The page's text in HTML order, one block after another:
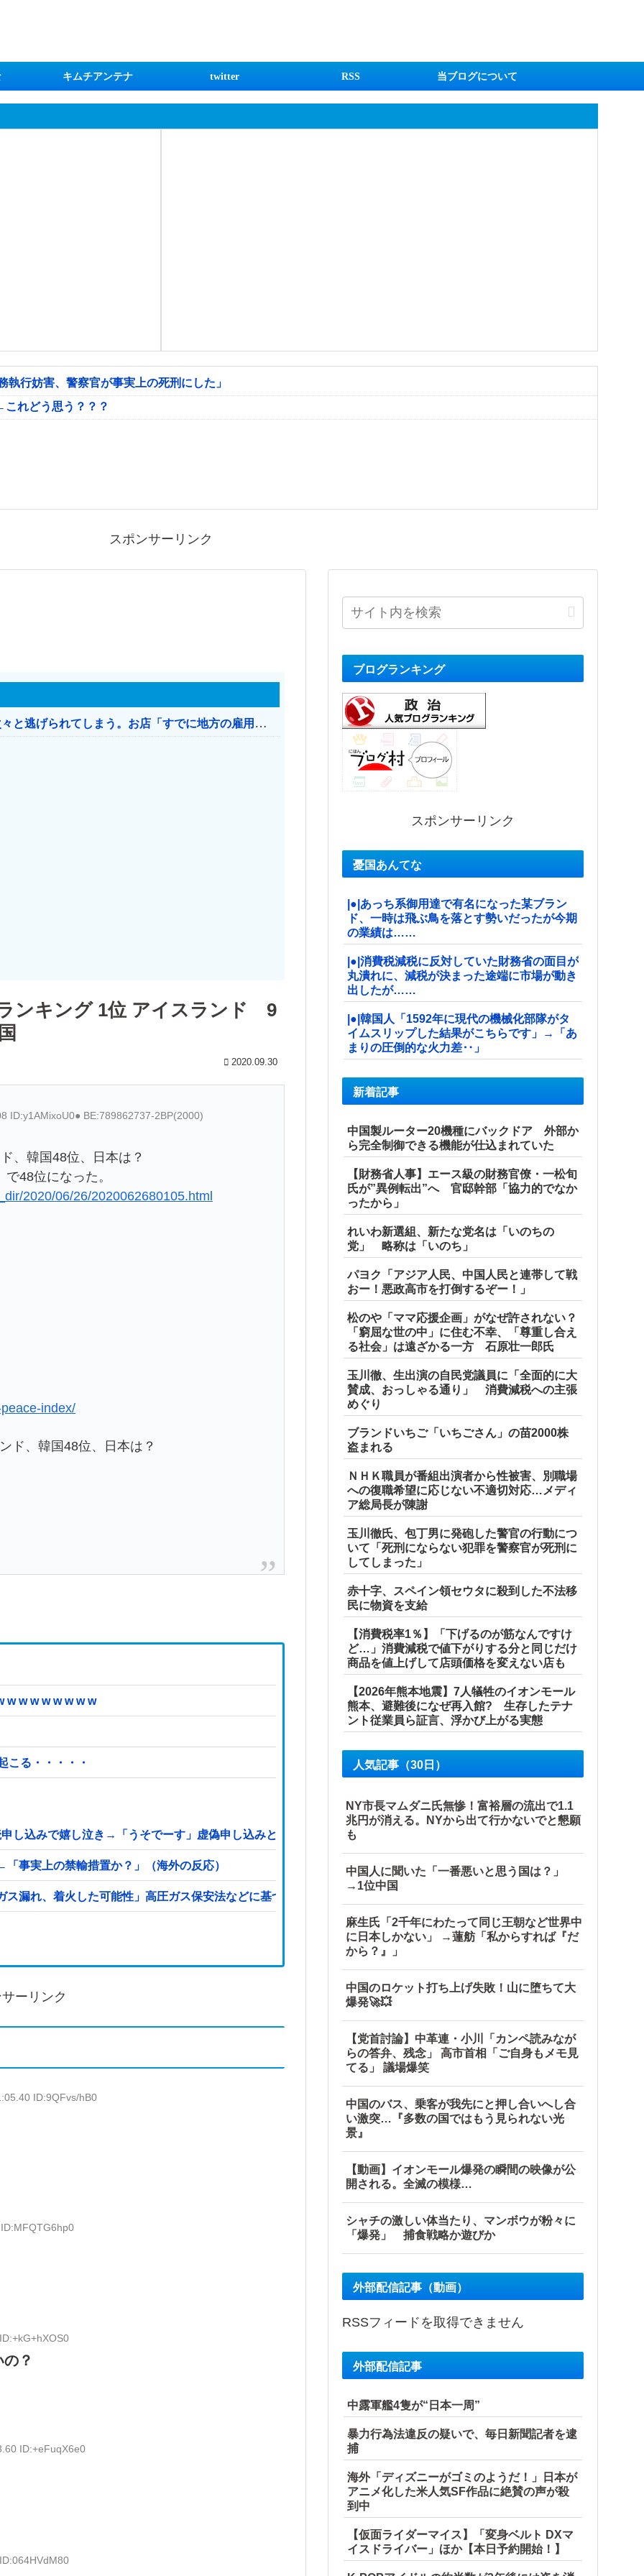
キムチアンテナ twitter RSS 当ブログについて
行妨害、警察官が事実上の死刑にした」
れどう思う？？？
スポンサーリンク
日本のお店、時給1500円でもミャンマー人に次々と逃げられてしまう。お店「すでに地方の雇用は崩壊」
ンキング 1位 アイスランド 9
2020.09.30
ID:y1AMixoU0● BE:789862737-2BP(2000)
、韓国48位、日本は？
48位になった。
2020/06/26/2020062680105.html
index/
w w w w w w w w
こる・・・・・
し込みで嬉し泣き→「うそでーす」虚偽申し込みと判明→ 共産党が刑事告訴「厳重な処罰を求める」
事実上の禁輸措置か？」（海外の反応）
漏れ、着火した可能性」高圧ガス保安法などに基づき、経産省に報告他
ーリンク
ID:9QFvs/hB0
？
ID:+eFuqX6e0
ブログランキング
スポンサーリンク
憂国あんてな
|●|あっち系御用達で有名になった某ブラン
ド、一時は飛ぶ鳥を落とす勢いだったが今期
の業績は……
|●|消費税減税に反対していた財務省の面目が
丸潰れに、減税が決まった途端に市場が動き
出したが……
|●|韓国人「1592年に現代の機械化部隊がタ
イムスリップした結果がこちらです」→「あ
まりの圧倒的な火力差‥」
新着記事
中国製ルーター20機種にバックドア 外部か
ら完全制御できる機能が仕込まれていた
【財務省人事】エース級の財務官僚・一松旬
氏が”異例転出”へ 官邸幹部「協力的でなか
ったから」
れいわ新選組、新たな党名は「いのちの
党」 略称は「いのち」
パヨク「アジア人民、中国人民と連帯して戦
おー！悪政高市を打倒するぞー！」
松のや「ママ応援企画」がなぜ許されない？
「窮屈な世の中」に住む不幸、「尊重し合え
る社会」は遠ざかる一方 石原壮一郎氏
玉川徹、生出演の自民党議員に「全面的に大
賛成、おっしゃる通り」 消費減税への主張
めぐり
ブランドいちご「いちごさん」の苗2000株
盗まれる
ＮＨＫ職員が番組出演者から性被害、別職場
への復職希望に応じない不適切対応…メディ
ア総局長が陳謝
玉川徹氏、包丁男に発砲した警官の行動につ
いて「死刑にならない犯罪を警察官が死刑に
してしまった」
赤十字、スペイン領セウタに殺到した不法移
民に物資を支給
【消費税率1％】「下げるのが筋なんですけ
ど…」消費減税で値下がりする分と同じだけ
商品を値上げして店頭価格を変えない店も
【2026年熊本地震】7人犠牲のイオンモール
熊本、避難後になぜ再入館? 生存したテナ
ント従業員ら証言、浮かび上がる実態
人気記事（30日）
NY市長マムダニ氏無惨！富裕層の流出で1.1
兆円が消える。NYから出て行かないでと懇願
も
中国人に聞いた「一番悪いと思う国は？」
→1位中国
麻生氏「2千年にわたって同じ王朝など世界中
に日本しかない」 →蓮舫「私からすれば『だ
から？』」
中国のロケット打ち上げ失敗！山に堕ちて大
爆発🚀💥
【党首討論】中革連・小川「カンペ読みなが
らの答弁、残念」 高市首相「ご自身もメモ見
てる」 議場爆笑
中国のバス、乗客が我先にと押し合いへし合
い激突…『多数の国ではもう見られない光
景』
【動画】イオンモール爆発の瞬間の映像が公
開される。全滅の模様…
シャチの激しい体当たり、マンボウが粉々に
「爆発」 捕食戦略か遊びか
外部配信記事（動画）
RSSフィードを取得できません
外部配信記事
中露軍艦4隻が“日本一周”
暴力行為法違反の疑いで、毎日新聞記者を逮
捕
海外「ディズニーがゴミのようだ！」日本が
アニメ化した米人気SF作品に絶賛の声が殺
到中
【仮面ライダーマイス】「変身ベルト DXマ
イスドライバー」ほか【本日予約開始！】